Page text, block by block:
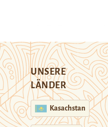
UNSERE
LÄNDER
Kasachstan